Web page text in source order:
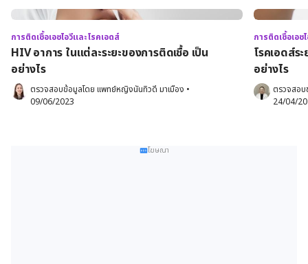
การติดเชื้อเอชไอวีและโรคเอดส์
HIV อาการ ในแต่ละระยะของการติดเชื้อ เป็น
อย่างไร
ตรวจสอบข้อมูลโดย แพทย์หญิงนันทิวดี มาเมือง •
09/06/2023
การติดเชื้อเอช
โรคเอดส์ร
อย่างไร
ตรวจสอ
24/04/
โฆษณา